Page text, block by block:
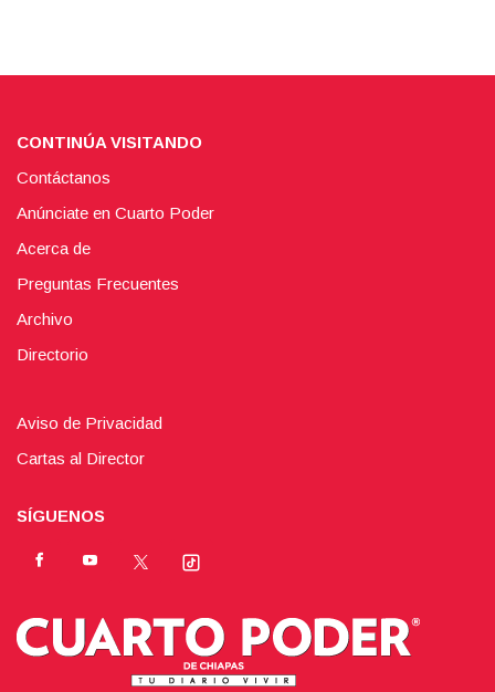
CONTINÚA VISITANDO
Contáctanos
Anúnciate en Cuarto Poder
Acerca de
Preguntas Frecuentes
Archivo
Directorio
Aviso de Privacidad
Cartas al Director
SÍGUENOS